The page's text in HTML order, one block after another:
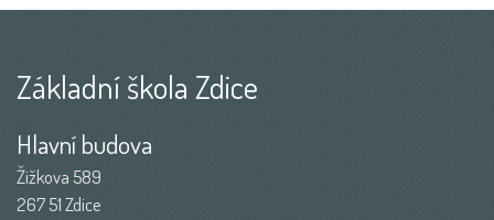
Základní škola Zdice
Hlavní budova
Žižkova 589
267 51 Zdice